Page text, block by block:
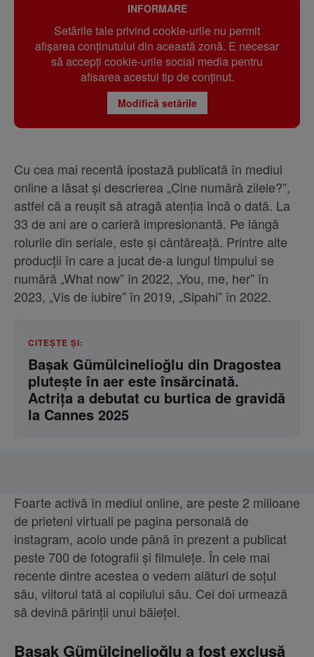
INFORMARE
Setările tale privind cookie-urile nu permit
afișarea conținutului din această zonă. E necesar
să accepți cookie-urile social media pentru
afisarea acestui tip de conținut.
Modifică setările
Cu cea mai recentă ipostază publicată în mediul
online a lăsat și descrierea „Cine numără zilele?”,
astfel că a reușit să atragă atenția încă o dată. La
33 de ani are o carieră impresionantă. Pe lângă
rolurile din seriale, este și cântăreață. Printre alte
producții în care a jucat de-a lungul timpului se
numără „What now” în 2022, „You, me, her” în
2023, „Vis de iubire” în 2019, „Sipahi” în 2022.
CITEȘTE ȘI:
Başak Gümülcinelioğlu din Dragostea
plutește în aer este însărcinată.
Actrița a debutat cu burtica de gravidă
la Cannes 2025
Foarte activă în mediul online, are peste 2 milioane
de prieteni virtuali pe pagina personală de
instagram, acolo unde până în prezent a publicat
peste 700 de fotografii și filmulețe. În cele mai
recente dintre acestea o vedem alături de soțul
său, viitorul tată al copilului său. Cei doi urmează
să devină părinții unui băiețel.
Başak Gümülcinelioğlu a fost exclusă